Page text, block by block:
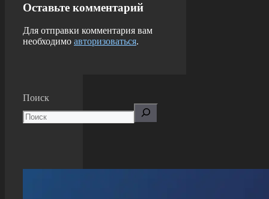
Оставьте комментарий
Для отправки комментария вам
необходимо авторизоваться.
Поиск